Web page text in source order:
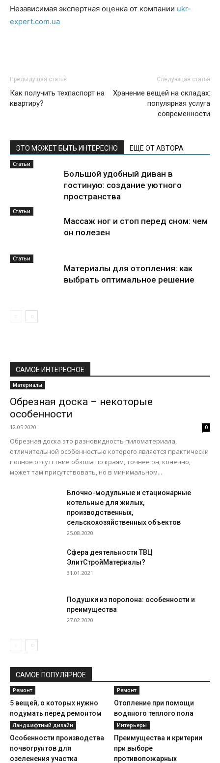
Независимая экспертная оценка от компании ukr-
expert.com.ua
Предыдущая статья
Как получить техпаспорт на
квартиру?
Следующая статья
Хранение вещей на складах:
популярная услуга
современности
ЭТО МОЖЕТ БЫТЬ ИНТЕРЕСНО ЕЩЕ ОТ АВТОРА
Статьи
Большой удобный диван в
гостиную: создание уютного
пространства
Статьи
Массаж ног и стоп перед сном: чем
он полезен
Статьи
Материалы для отопления: как
выбрать оптимальное решение
САМОЕ ИНТЕРЕСНОЕ
Материалы
Обрезная доска – некоторые
особенности
12.05.2020 0
Обрезная доска это разновидность пиломатериала,
отличительной особенностью которого является практически
полное отсутствие обзола по краям, точнее он, конечно,
может там присутствовать, но в минимальном...
Блочно-модульные и стационарные
котельные для жилых,
производственных,
сельскохозяйственных объектов
25.08.2020
Сфера деятельности ТВЦ
ЭлитСтройМатериалы?
31.01.2021
Подушки из поролона: особенности и
преимущества
27.02.2020
САМОЕ ПОПУЛЯРНОЕ
Ремонт
5 вещей, о которых нужно
подумать перед ремонтом
Ремонт
Отопление при помощи
водяного теплого пола
Ландшафтный дизайн
Особенности производства
почвогрунтов для
озеленения участка
Интерьеры
Преимущества и критерии
при выборе
противопожарных